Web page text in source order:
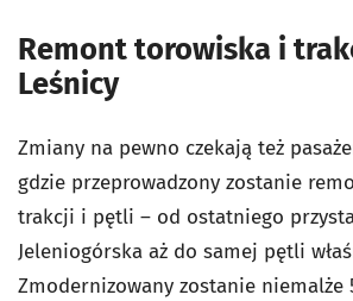
Remont torowiska i
Leśnicy
Zmiany na pewno czekają też
gdzie przeprowadzony zostanie
trakcji i pętli – od ostatniego
Jeleniogórska aż do samej pętli
Zmodernizowany zostanie niemalże